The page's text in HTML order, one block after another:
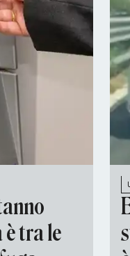
è tra le